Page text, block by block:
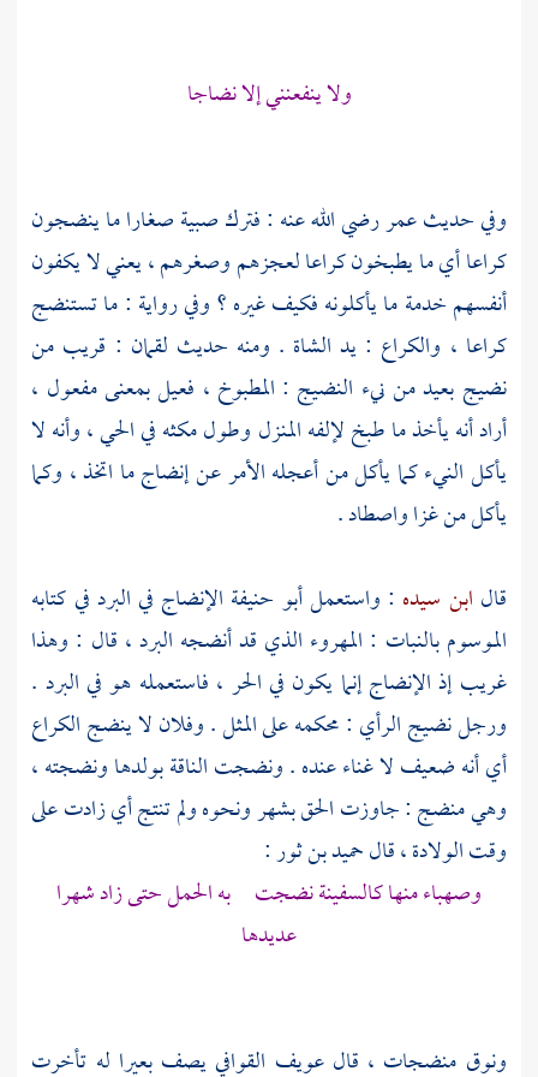
ولا ينفعنني إلا نضاجا
وفي حديثعمررضي الله عنه : فترك صبية صغارا ما ينضجون
كراعا أي ما يطبخون كراعا لعجزهم وصغرهم ، يعني لا يكفون
أنفسهم خدمة ما يأكلونه فكيف غيره ؟ وفي رواية : ما تستنضج
كراعا ، والكراع : يد الشاة . ومنه حديث لقمان : قريب من
نضيج بعيد من نيء النضيج : المطبوخ ، فعيل بمعنى مفعول ،
أراد أنه يأخذ ما طبخ لإلفه المنزل وطول مكثه في الحي ، وأنه لا
يأكل النيء كما يأكل من أعجله الأمر عن إنضاج ما اتخذ ، وكما
يأكل من غزا واصطاد .
قال ابن سيده : واستعملأبو حنيفة الإنضاج في البرد في كتابه
الموسوم بالنبات : المهروء الذي قد أنضجه البرد ، قال : وهذا
غريب إذ الإنضاج إنما يكون في الحر ، فاستعمله هو في البرد .
ورجل نضيج الرأي : محكمه على المثل . وفلان لا ينضج الكراع
أي أنه ضعيف لا غناء عنده . ونضجت الناقة بولدها ونضجته ،
وهي منضج : جاوزت الحق بشهر ونحوه ولم تنتج أي زادت على
وقت الولادة ، قالحميد بن ثور:
وصهباء منها كالسفينة نضجت به الحمل حتى زاد شهرا
عديدها
ونوق منضجات ، قالعويف القوافييصف بعيرا له تأخرت